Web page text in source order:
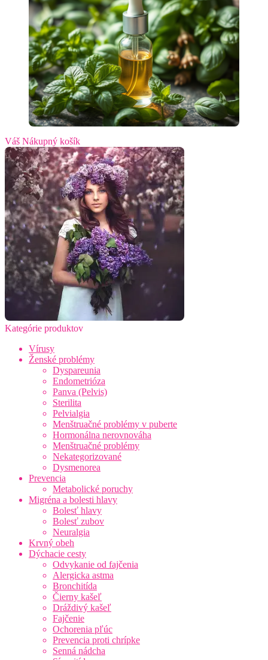
Váš Nákupný košík
Kategórie produktov
Vírusy
Ženské problémy
Dyspareunia
Endometrióza
Panva (Pelvis)
Sterilita
Pelvialgia
Menštruačné problémy v puberte
Hormonálna nerovnováha
Menštruačné problémy
Nekategorizované
Dysmenorea
Prevencia
Metabolické poruchy
Migréna a bolesti hlavy
Bolesť hlavy
Bolesť zubov
Neuralgia
Krvný obeh
Dýchacie cesty
Odvykanie od fajčenia
Alergicka astma
Bronchitída
Čierny kašeľ
Dráždivý kašeľ
Fajčenie
Ochorenia pľúc
Prevencia proti chrípke
Senná nádcha